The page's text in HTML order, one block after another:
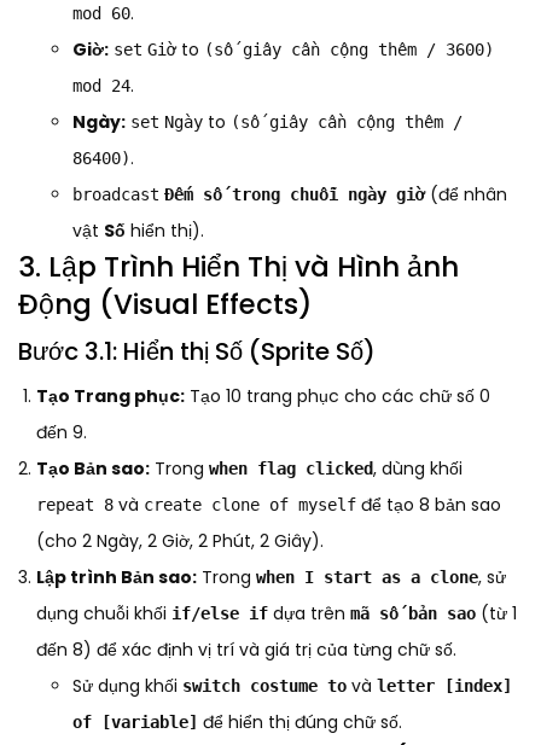
mod 60.
Giờ: set Giờto (số giây cần cộng thêm / 3600)
mod 24.
Ngày: set Ngày to (số giây cần cộng thêm /
86400).
broadcast Đếm số trong chuỗi ngày giờ(để nhân
vật Số hiển thị).
3. Lập Trình Hiển Thị và Hình ảnh
Động (Visual Effects)
Bước 3.1: Hiển thị Số (Sprite Số)
Tạo Trang phục: Tạo 10 trang phục cho các chữ số 0
đến 9.
Tạo Bản sao: Trong when flag clicked, dùng khối
repeat 8 và create clone of myself để tạo 8 bản sao
(cho 2 Ngày, 2 Giờ, 2 Phút, 2 Giây).
Lập trình Bản sao: Trong when I start as a clone, sử
dụng chuỗi khối if/else if dựa trên mã số bản sao (từ 1
đến 8) để xác định vị trí và giá trị của từng chữ số.
Sử dụng khối switch costume to và letter [index]
of [variable] để hiển thị đúng chữ số.